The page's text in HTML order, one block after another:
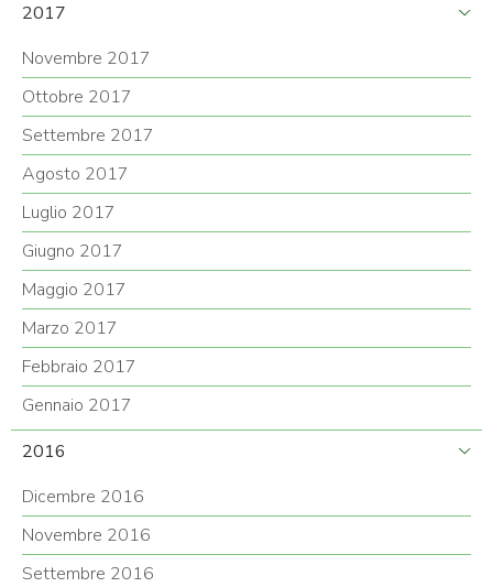
2017
Novembre 2017
Ottobre 2017
Settembre 2017
Agosto 2017
Luglio 2017
Giugno 2017
Maggio 2017
Marzo 2017
Febbraio 2017
Gennaio 2017
2016
Dicembre 2016
Novembre 2016
Settembre 2016